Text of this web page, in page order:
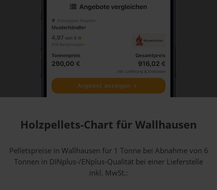
Holzpellets-Chart für Wallhausen
Pelletspreise in Wallhausen für 1 Tonne bei Abnahmevon 6
Tonnen in DINplus-/ENplus-Qualität bei einer Lieferstelle
inkl. MwSt.: